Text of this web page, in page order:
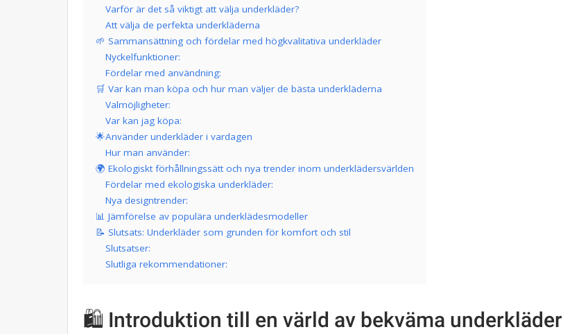
Varför är det så viktigt att välja underkläder?
Att välja de perfekta underkläderna
🌱 Sammansättning och fördelar med högkvalitativa underkläder
Nyckelfunktioner:
Fördelar med användning:
🛒 Var kan man köpa och hur man väljer de bästa underkläderna
Valmöjligheter:
Var kan jag köpa:
🌟Använder underkläder i vardagen
Hur man använder:
🌍 Ekologiskt förhållningssätt och nya trender inom underklädersvärlden
Fördelar med ekologiska underkläder:
Nya designtrender:
📊 Jämförelse av populära underklädesmodeller
📝 Slutsats: Underkläder som grunden för komfort och stil
Slutsatser:
Slutliga rekommendationer:
🛍️ Introduktion till en värld av bekväma underkläder